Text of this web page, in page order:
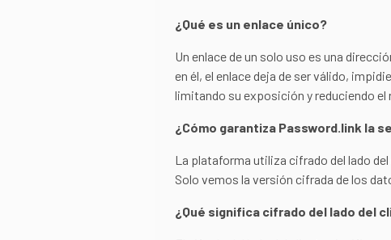
¿Qué es un enlace único?
Un enlace de un solo uso es una
en él, el enlace deja de ser válido,
limitando su exposición y reduciendo
¿Cómo garantiza Password.link la
La plataforma utiliza cifrado del lado
Solo vemos la versión cifrada de los
¿Qué significa cifrado del lado del